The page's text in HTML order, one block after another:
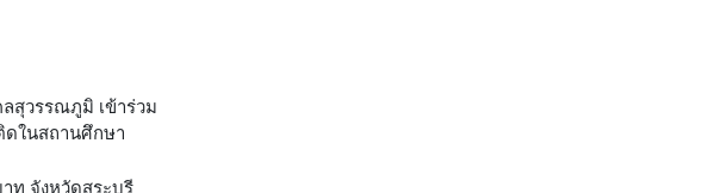
สุวรรณภูมิ เข้าร่วม
ดในสถานศึกษา
ท จังหวัดสระบุรี